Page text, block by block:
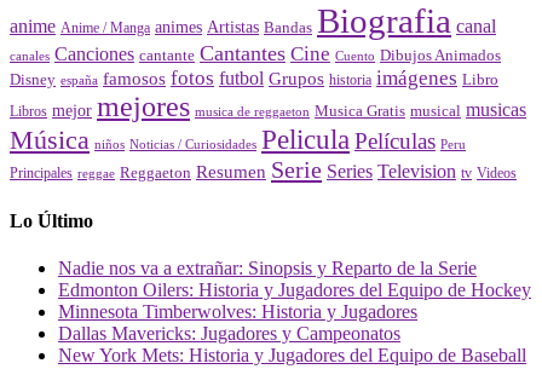
anime Anime / Manga animes Artistas Bandas Biografia canal
canales Canciones cantante Cantantes Cine Cuento Dibujos Animados
Disney españa famosos fotos futbol Grupos historia imágenes Libro
Libros mejor mejores musica de reggaeton Musica Gratis musical musicas
Música niños Noticias / Curiosidades PeliculaPelículas Peru
Principales reggae Reggaeton Resumen Serie Series Television tv Videos
Lo Último
Nadie nos va a extrañar: Sinopsis y Reparto de la Serie
Edmonton Oilers: Historia y Jugadores del Equipo de Hockey
Minnesota Timberwolves: Historia y Jugadores
Dallas Mavericks: Jugadores y Campeonatos
New York Mets: Historia y Jugadores del Equipo de Baseball